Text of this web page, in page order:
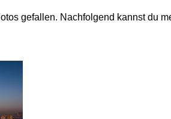
gefallen. Nachfolgend kannst du